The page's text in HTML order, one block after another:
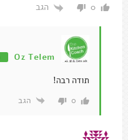
0 הגב
Oz Telem
תודה רבה!
0 הגב